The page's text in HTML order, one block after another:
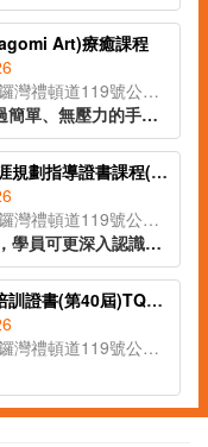
Art)療癒課程
@持續進修中心(香港銅鑼灣禮頓道119號公理堂大樓21-23樓)
課程以粉彩為媒介，透過簡單、無壓力的手指繪畫技巧，即使是零繪畫經驗的學員亦能輕鬆掌握。課程內容涵蓋和諧粉彩的起源、基礎技法、創作技巧與色彩心理學入門，並引導學員完成八幅具有主題意涵的創作作品。透過溫柔的粉彩色調與富啟發性的圖像構圖，讓學員在創作中感受內在平靜與情緒釋放，並學習如何運用藝術作為自我表達與情緒調節的工具，達致身心靈的平衡與和諧。
十六型人格(MBTI)與生涯規劃指導證書課程(第40屆)
@持續進修中心(香港銅鑼灣禮頓道119號公理堂大樓21-23樓)
透過十六型人格(MBTI)，學員可更深入認識自己的興趣、能力和方向，配合知識、技能及態度，作出明智的人生選擇。課程適合有意增強自我認識或優化人生規劃的人士，當中教授的Coaching基本技巧，可幫助老師、社工、管理人員和公司培訓主任等對其服務對象或員工更有效地進行人生規劃的指導。
支援特殊教育需要兒童培訓證書(第40屆)TQUK證書申請
@持續進修中心(香港銅鑼灣禮頓道119號公理堂大樓21-23樓)